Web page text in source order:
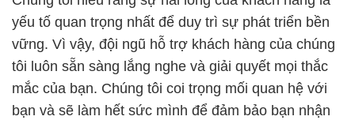
yếu tố quan trọng nhất để duy trì sự phát triển bền
vững. Vì vậy, đội ngũ hỗ trợ khách hàng của chúng
tôi luôn sẵn sàng lắng nghe và giải quyết mọi thắc
mắc của bạn. Chúng tôi coi trọng mối quan hệ với
bạn và sẽ làm hết sức mình để đảm bảo bạn nhận